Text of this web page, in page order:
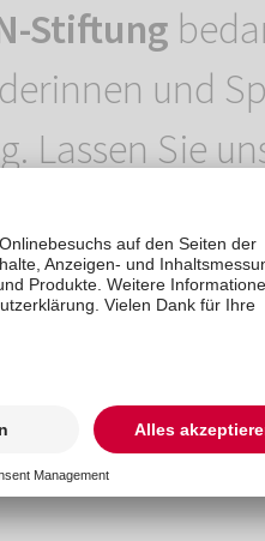
Stiftung
und
Lassen Sie
Jahr zu
dabei sind!